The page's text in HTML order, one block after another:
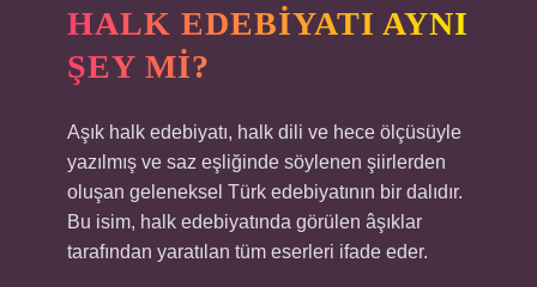
HALK EDEBIYATI AYNI
ŞEY MI?
Aşık halk edebiyatı, halk dili ve hece ölçüsüyle
yazılmış ve saz eşliğinde söylenen şiirlerden
oluşan geleneksel Türk edebiyatının bir dalıdır.
Bu isim, halk edebiyatında görülen âşıklar
tarafından yaratılan tüm eserleri ifade eder.